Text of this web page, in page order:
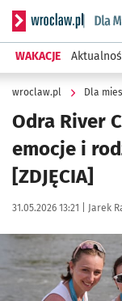
Serwis
WAKACJE
wroclaw.pl Dla
Odra River
emocje i
[ZDJĘCIA]
Data publikacji:
31.05.2026 13:21 | Autor:
Jarek
Kliknij, aby